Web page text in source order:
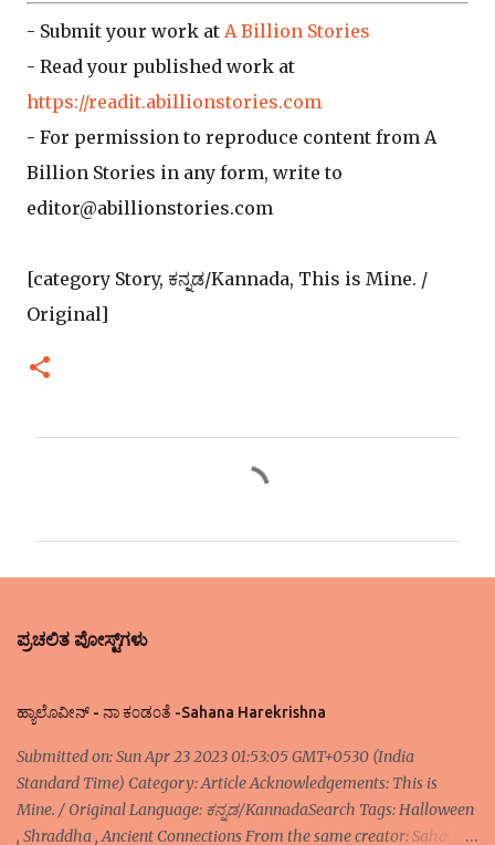
- Submit your work at A Billion Stories
- Read your published work at
https://readit.abillionstories.com
- For permission to reproduce content from A
Billion Stories in any form, write to
editor@abillionstories.com
[category Story, ಕನ್ನಡ/Kannada, This is Mine. /
Original]
ಪ್ರಚಲಿತ ಪೋಸ್ಟ್‌ಗಳು
ಹ್ಯಾಲೊವೀನ್ - ನಾ ಕ೦ಡ೦ತೆ -Sahana Harekrishna
Submitted on: Sun Apr 23 2023 01:53:05 GMT+0530 (India
Standard Time) Category: Article Acknowledgements: This is
Mine. / Original Language: ಕನ್ನಡ/KannadaSearch Tags: Halloween
, Shraddha , Ancient Connections From the same creator: Sahana